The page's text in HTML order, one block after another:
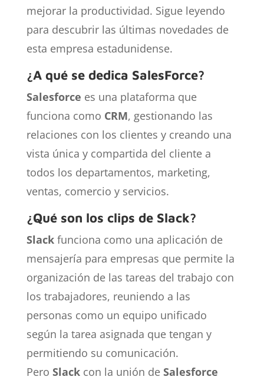
mejorar la productividad. Sigue leyendo
para descubrir las últimas novedades de
esta empresa estadunidense.
¿A qué se dedica SalesForce?
Salesforce es una plataforma que
funciona como CRM, gestionando las
relaciones con los clientes y creando una
vista única y compartida del cliente a
todos los departamentos, marketing,
ventas, comercio y servicios.
¿Qué son los clips de Slack?
Slackfunciona como una aplicación de
mensajería para empresas que permite la
organización de las tareas del trabajo con
los trabajadores, reuniendo a las
personas como un equipo unificado
según la tarea asignada que tengan y
permitiendo su comunicación.
Pero Slackcon la unión de Salesforce